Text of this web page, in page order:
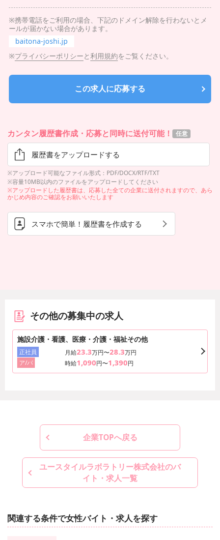
※携帯電話をご利用の場合、下記のドメイン解除を行わないとメ
ールが届かない場合があります。
baitona-joshi.jp
※プライバシーポリシーと利用規約をご覧ください。
この求人に応募する
カンタン履歴書作成・応募と同時に送付可能！ 任意
履歴書をアップロードする
※アップロード可能なファイル形式：PDF/DOCX/RTF/TXT
※容量10MB以内のファイルをアップロードしてください
※アップロードした履歴書は、応募した全ての企業に送付されますので、あら
かじめ内容のご確認をお願いいたします
スマホで簡単！履歴書を作成する
その他の募集中の求人
施設介護・看護、医療・介護・福祉その他
正社員 月給23.3万円〜28.3万円
ア/パ
時給1,090円〜1,390円
企業TOPへ戻る
ユースタイルラボラトリー株式会社のバ
イト・求人一覧
関連する条件で女性バイト・求人を探す